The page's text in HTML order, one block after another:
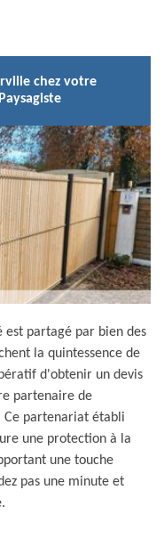
chez votre
est partagé par bien des
la quintessence de
d'obtenir un devis
partenaire de
Ce partenariat établi
une protection à la
une touche
pas une minute et